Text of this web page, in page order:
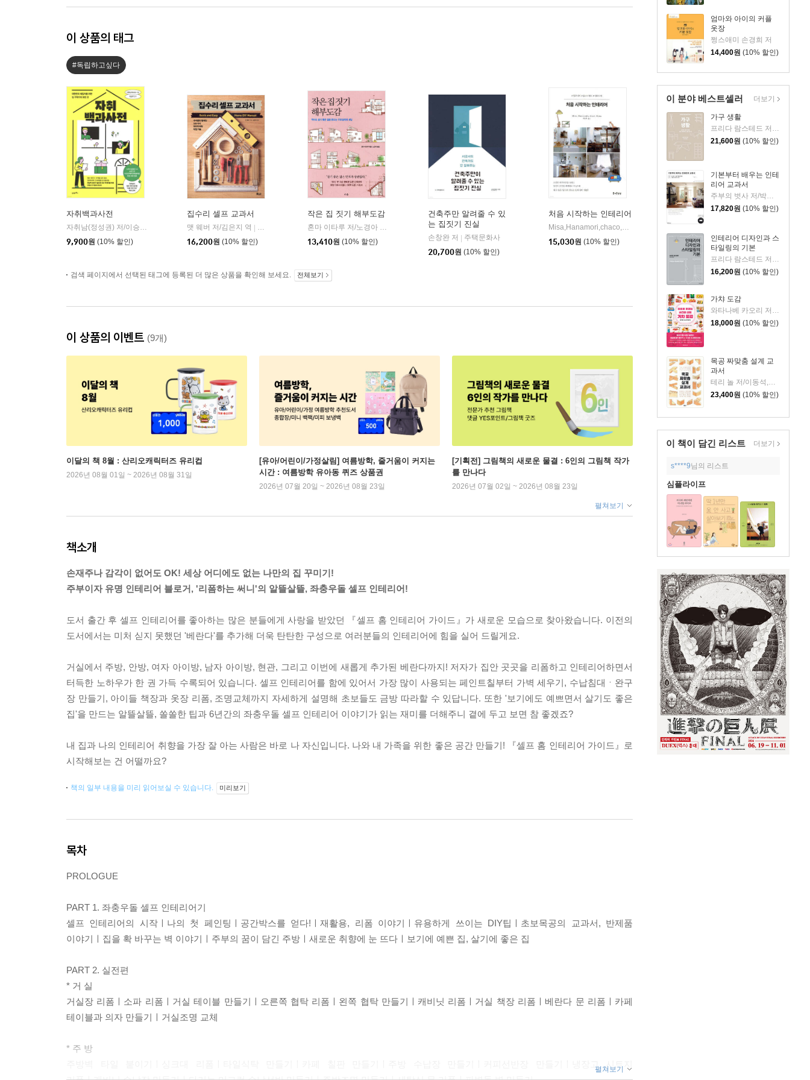
엄마와 아이의 커플
옷장
쩡스애미 손경희 저
14,400원 (10% 할인)
이 분야 베스트셀러
가구 생활
프리다 람스테드 저/김난령 역
21,600원 (10% 할인)
기본부터 배우는 인테
리어 교과서
주부의 벗사 저/박승희 역
17,820원 (10% 할인)
인테리어 디자인과 스
타일링의 기본
16,200원 (10% 할인)
가챠 도감
18,000원 (10% 할인)
목공 짜맞춤 설계 교
과서
테리 놀 저/이동석,정철태 감수/이은경 역
23,400원 (10% 할인)
더보기
이 책이 담긴 리스트 더보기
s****9님의 리스트
심플라이프
이 상품의 태그
#독립하고싶다
자취백과사전
자취남(정성권) 저/이승주 감수
21세기북스
9,900원 (10% 할인)
집수리 셀프 교과서
맷 웨버 저/김은지 역
보누스
16,200원 (10% 할인)
작은 집 짓기 해부도감
혼마 이타루 저/노경아 역
13,410원 (10% 할인)
건축주만 알려줄 수 있
는 집짓기 진실
손창완 저
주택문화사
20,700원 (10% 할인)
처음 시작하는 인테리어
Misa,Hanamori,chaco,Nana 저/박승희 역
15,030원 (10% 할인)
검색 페이지에서 선택된 태그에 등록된 더 많은 상품을 확인해 보세요. 전체보기
이 상품의 이벤트 (9개)
이달의 책 8월 : 산리오캐릭터즈 유리컵
2026년 08월 01일 ~ 2026년 08월 31일
[유아/어린이/가정살림] 여름방학, 줄거움이 커지는
시간 : 여름방학 유아동 퀴즈 상품권
2026년 07월 20일 ~ 2026년 08월 23일
[기획전] 그림책의 새로운 물결 : 6인의 그림책 작가
를 만나다
2026년 07월 02일 ~ 2026년 08월 23일
펼쳐보기
책소개
손재주나 감각이 없어도 OK! 세상 어디에도 없는 나만의 집 꾸미기!
주부이자 유명 인테리어 블로거, '리폼하는 써니'의 알뜰살뜰, 좌충우돌 셀프 인테리어!
도서 출간 후 셀프 인테리어를 좋아하는 많은 분들에게 사랑을 받았던 『셀프 홈 인테리어 가이드』가 새로운 모습으로 찾아왔습니다. 이전의
도서에서는 미처 싣지 못했던 '베란다'를 추가해 더욱 탄탄한 구성으로 여러분들의 인테리어에 힘을 실어 드릴게요.
거실에서 주방, 안방, 여자 아이방, 남자 아이방, 현관, 그리고 이번에 새롭게 추가된 베란다까지! 저자가 집안 곳곳을 리폼하고 인테리어하면서
터득한 노하우가 한 권 가득 수록되어 있습니다. 셀프 인테리어를 함에 있어서 가장 많이 사용되는 페인트칠부터 가벽 세우기, 수납침대ㆍ완구
장 만들기, 아이들 책장과 옷장 리폼, 조명교체까지 자세하게 설명해 초보들도 금방 따라할 수 있답니다. 또한 '보기에도 예쁘면서 살기도 좋은
집'을 만드는 알뜰살뜰, 쏠쏠한 팁과 6년간의 좌충우돌 셀프 인테리어 이야기가 읽는 재미를 더해주니 곁에 두고 보면 참 좋겠죠?
내 집과 나의 인테리어 취향을 가장 잘 아는 사람은 바로 나 자신입니다. 나와 내 가족을 위한 좋은 공간 만들기! 『셀프 홈 인테리어 가이드』로
시작해보는 건 어떨까요?
책의 일부 내용을 미리 읽어보실 수 있습니다. 미리보기
목차
PROLOGUE
PART 1. 좌충우돌 셀프 인테리어기
셀프 인테리어의 시작ㅣ나의 첫 페인팅ㅣ공간박스를 얻다!ㅣ재활용, 리폼 이야기ㅣ유용하게 쓰이는 DIY팁ㅣ초보목공의 교과서, 반제품
이야기ㅣ집을 확 바꾸는 벽 이야기ㅣ주부의 꿈이 담긴 주방ㅣ새로운 취향에 눈 뜨다ㅣ보기에 예쁜 집, 살기에 좋은 집
PART 2. 실전편
* 거 실
거실장 리폼ㅣ소파 리폼ㅣ거실 테이블 만들기ㅣ오른쪽 협탁 리폼ㅣ왼쪽 협탁 만들기ㅣ캐비닛 리폼ㅣ거실 책장 리폼ㅣ베란다 문 리폼ㅣ카페
테이블과 의자 만들기ㅣ거실조명 교체
* 주 방
주방벽 타일 붙이기ㅣ싱크대 리폼ㅣ타일식탁 만들기ㅣ카페 칠판 만들기ㅣ주방 수납장 만들기ㅣ커피선반장 만들기ㅣ냉장고 시트지
펼쳐보기